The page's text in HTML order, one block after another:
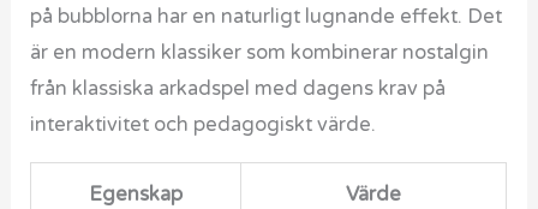
på bubblorna har en naturligt lugnande effekt. Det
är en modern klassiker som kombinerar nostalgin
från klassiska arkadspel med dagens krav på
interaktivitet och pedagogiskt värde.
Egenskap Värde